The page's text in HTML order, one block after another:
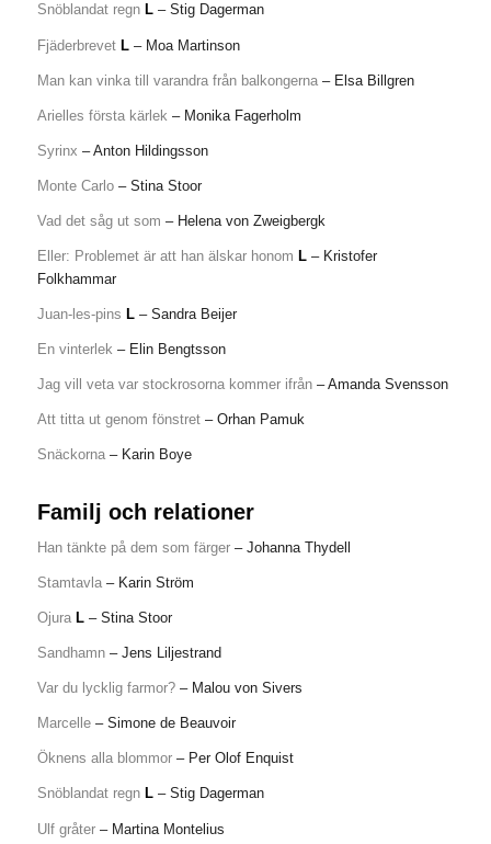
Snöblandat regn L– Stig Dagerman
Fjäderbrevet L– Moa Martinson
Man kan vinka till varandra från balkongerna– Elsa Billgren
Arielles första kärlek – Monika Fagerholm
Syrinx – Anton Hildingsson
Monte Carlo– Stina Stoor
Vad det såg ut som – Helena von Zweigbergk
Eller: Problemet är att han älskar honom L– Kristofer
Folkhammar
Juan-les-pins L– Sandra Beijer
En vinterlek – Elin Bengtsson
Jag vill veta var stockrosorna kommer ifrån– Amanda Svensson
Att titta ut genom fönstret– Orhan Pamuk
Snäckorna– Karin Boye
Familj och relationer
Han tänkte på dem som färger– Johanna Thydell
Stamtavla– Karin Ström
Ojura L– Stina Stoor
Sandhamn– Jens Liljestrand
Var du lycklig farmor?– Malou von Sivers
Marcelle– Simone de Beauvoir
Öknens alla blommor– Per Olof Enquist
Snöblandat regn L– Stig Dagerman
Ulf gråter– Martina Montelius